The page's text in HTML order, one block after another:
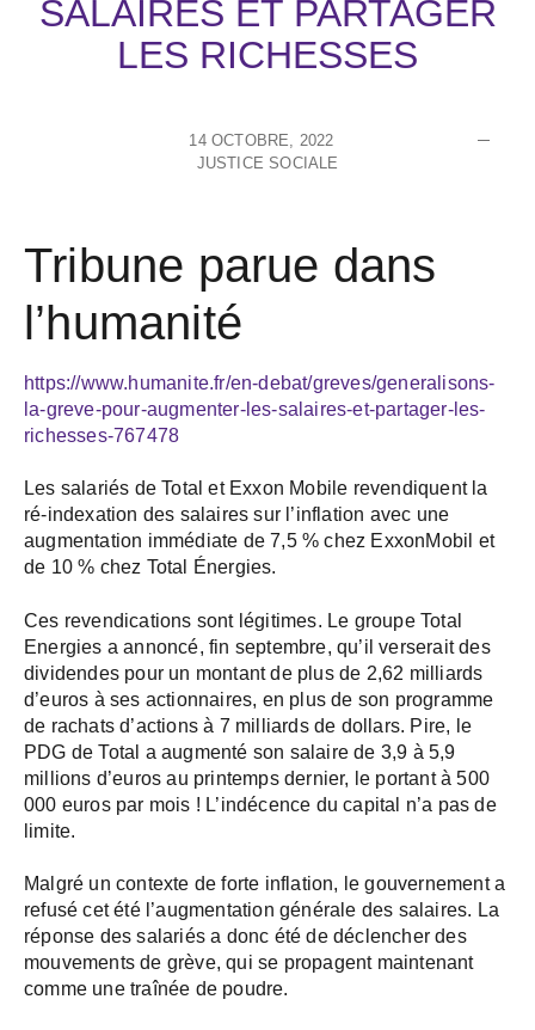
SALAIRES ET PARTAGER
LES RICHESSES
14 OCTOBRE, 2022
JUSTICE SOCIALE
Tribune parue dans
l’humanité
https://www.humanite.fr/en-debat/greves/generalisons-
la-greve-pour-augmenter-les-salaires-et-partager-les-
richesses-767478
Les salariés de Total et Exxon Mobile revendiquent la
ré-indexation des salaires sur l’inflation avec une
augmentation immédiate de 7,5 % chez ExxonMobil et
de 10 % chez Total Énergies.
Ces revendications sont légitimes. Le groupe Total
Energies a annoncé, fin septembre, qu’il verserait des
dividendes pour un montant de plus de 2,62 milliards
d’euros à ses actionnaires, en plus de son programme
de rachats d’actions à 7 milliards de dollars. Pire, le
PDG de Total a augmenté son salaire de 3,9 à 5,9
millions d’euros au printemps dernier, le portant à 500
000 euros par mois ! L’indécence du capital n’a pas de
limite.
Malgré un contexte de forte inflation, le gouvernement a
refusé cet été l’augmentation générale des salaires. La
réponse des salariés a donc été de déclencher des
mouvements de grève, qui se propagent maintenant
comme une traînée de poudre.